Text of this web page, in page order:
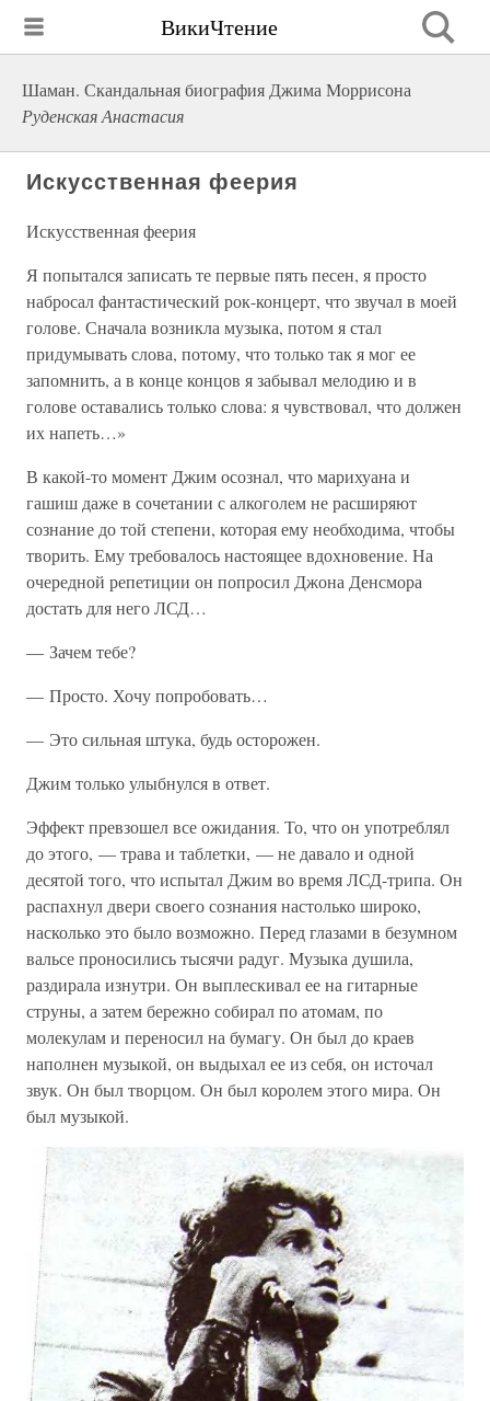
ВикиЧтение
Шаман. Скандальная биография Джима Моррисона
Руденская Анастасия
Искусственная феерия
Искусственная феерия
Я попытался записать те первые пять песен, я просто
набросал фантастический рок-концерт, что звучал в моей
голове. Сначала возникла музыка, потом я стал
придумывать слова, потому, что только так я мог ее
запомнить, а в конце концов я забывал мелодию и в
голове оставались только слова: я чувствовал, что должен
их напеть…»
В какой-то момент Джим осознал, что марихуана и
гашиш даже в сочетании с алкоголем не расширяют
сознание до той степени, которая ему необходима, чтобы
творить. Ему требовалось настоящее вдохновение. На
очередной репетиции он попросил Джона Денсмора
достать для него ЛСД…
— Зачем тебе?
— Просто. Хочу попробовать…
— Это сильная штука, будь осторожен.
Джим только улыбнулся в ответ.
Эффект превзошел все ожидания. То, что он употреблял
до этого, — трава и таблетки, — не давало и одной
десятой того, что испытал Джим во время ЛСД-трипа. Он
распахнул двери своего сознания настолько широко,
насколько это было возможно. Перед глазами в безумном
вальсе проносились тысячи радуг. Музыка душила,
раздирала изнутри. Он выплескивал ее на гитарные
струны, а затем бережно собирал по атомам, по
молекулам и переносил на бумагу. Он был до краев
наполнен музыкой, он выдыхал ее из себя, он источал
звук. Он был творцом. Он был королем этого мира. Он
был музыкой.